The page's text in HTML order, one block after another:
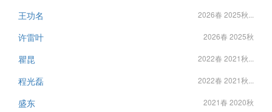
王功名 2026春 2025秋...
许雷叶 2026春 2025秋
瞿昆 2022春 2021秋...
程光磊 2022春 2021秋...
盛东 2021春 2020秋